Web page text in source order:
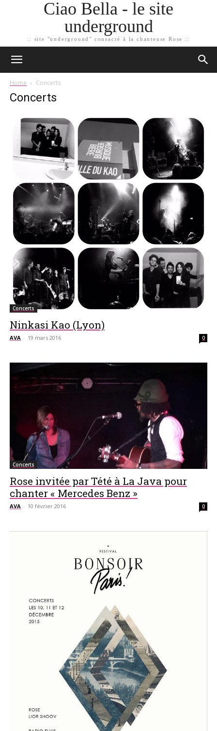
Ciao Bella - le site
underground
:: site "underground" consacré à la chanteuse Rose ::
Home Concerts
Concerts
Concerts
Ninkasi Kao (Lyon)
AVA - 19 mars 2016 0
Concerts
Rose invitée par Tété à La Java pour
chanter « Mercedes Benz »
AVA - 10 février 2016 0